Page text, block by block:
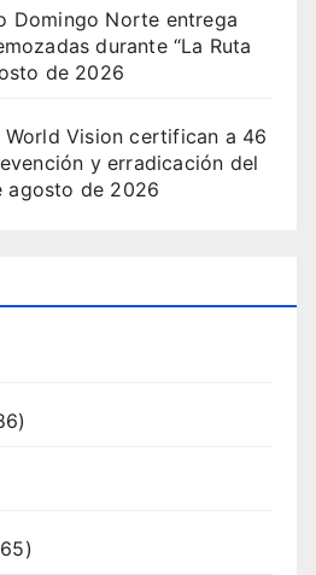
Domingo Norte entrega
durante “La Ruta
de 2026
World Vision certifican a 46
y erradicación del
agosto de 2026